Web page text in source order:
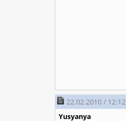
22.02.2010 / 12:12
Yusyanya